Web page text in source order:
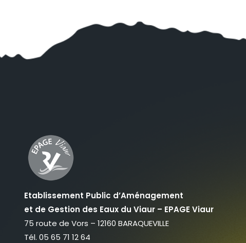
Etablissement Public d’Aménagement
et de Gestion des Eaux du Viaur – EPAGE Viaur
75 route de Vors – 12160 BARAQUEVILLE
Tél. 05 65 71 12 64